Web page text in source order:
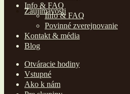
Zaujímavosti
Info & FAQ
Info & FAQ
Povinné zverejnovanie
Kontakt & média
Blog
Otváracie hodiny
Vstupné
Ako k nám